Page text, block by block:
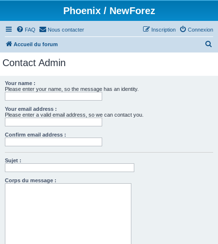
Phoenix / NewForez
FAQ Nous contacter Connexion
Inscription
Accueil du forum
Contact Admin
Your name :
Please enter your name, so the message has an identity.
Your email address :
Please enter a valid email address, so we can contact you.
Confirm email address :
Sujet :
Corps du message :